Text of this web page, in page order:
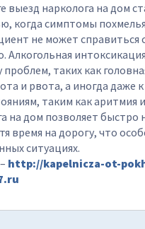
выезд нарколога на дом
когда симптомы
не может справиться
Алкогольная
проблем, таких как
и рвота, а иногда даже
таким как аритмия
на дом позволяет быстро
время на дорогу, что
ситуациях.
http://kapelnicza-ot-